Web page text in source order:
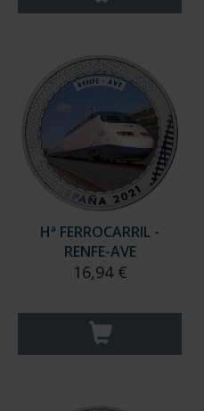
Hª FERROCARRIL -
RENFE-AVE
16,94 €